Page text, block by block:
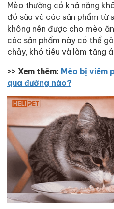
Mèo thường có khả năng
đó sữa và các sản phẩm từ
không nên được cho mèo
các sản phẩm này có thể
chảy, khó tiêu và làm tăng
>> Xem thêm: Mèo bị viêm
qua đường nào?